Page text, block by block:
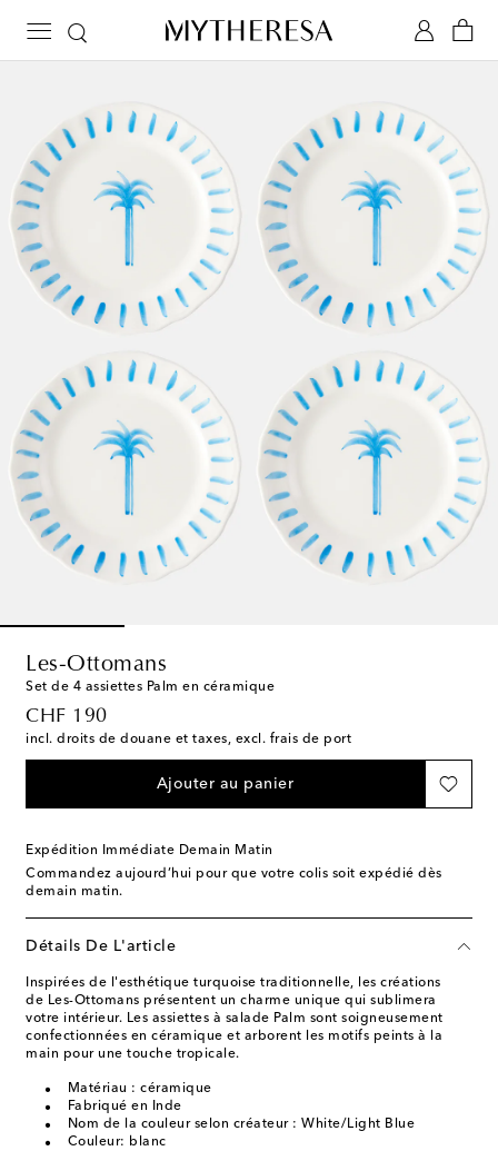
Les-Ottomans
Set de 4 assiettes Palm en céramique
CHF 190
original price
incl. droits de douane et taxes, excl. frais de port
Ajouter au panier
Expédition Immédiate Demain Matin
Commandez aujourd’hui pour que votre colis soit expédié dès
demain matin.
Détails De L'article
Inspirées de l'esthétique turquoise traditionnelle, les créations
de Les-Ottomans présentent un charme unique qui sublimera
votre intérieur. Les assiettes à salade Palm sont soigneusement
confectionnées en céramique et arborent les motifs peints à la
main pour une touche tropicale.
Matériau : céramique
Fabriqué en Inde
Nom de la couleur selon créateur : White/Light Blue
Couleur: blanc